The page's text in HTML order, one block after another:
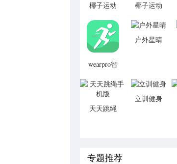
椰子运动
v1.0.1永
久免费版
安装
椰子运动
v1.0.1手
机版最新
安装包
wearpro智
动监控软
件手机版
户外星晴
天天跳绳
立训健身
专题推荐